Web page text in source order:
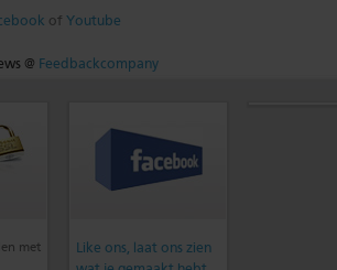
of Youtube
@ Feedbackcompany
met
Like ons, laat ons zien